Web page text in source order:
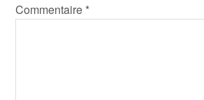
Commentaire *